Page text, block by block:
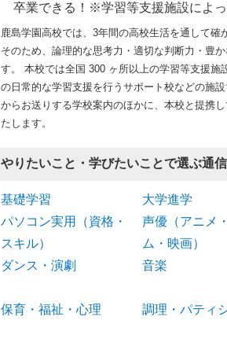
卒業できる！※学習等支援施設によ
鹿島学園高校では、3年間の高校生活を通して確
そのため、論理的な思考力・適切な判断力・豊
す。 本校では全国 300 ヶ所以上の学習等支援
の日常的な学習支援を行うサポート校などの施
からお送りする学校案内のほかに、本校と提携
たします。
やりたいこと・学びたいことで選ぶ通
基礎学習 大学進学
パソコン実用（資格・
スキル）
声優（アニメ
ム・映画）
ダンス・演劇
音楽
保育・福祉・心理 調理・パティ